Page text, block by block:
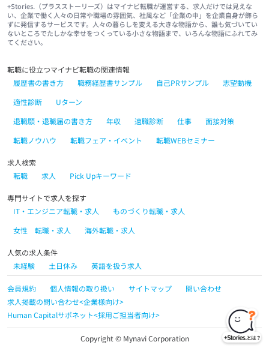
+Stories.（プラスストーリーズ）はマイナビ転職が運営する、求人だけでは見えな
い、企業で働く人々の日常や職場の雰囲気、社風など「企業の中」を企業自身が飾ら
ずに発信するサービスです。人々の暮らしを変える大きな物語から、誰も気づいてい
ないところでたしかな幸せをつくっている小さな物語まで、いろんな物語にふれてみ
てください。
転職に役立つマイナビ転職の関連情報
履歴書の書き方
職務経歴書サンプル 自己PRサンプル
志望動機
適性診断
Uターン
退職願・退職届の書き方
年収 適職診断 仕事
面接対策
転職ノウハウ
転職フェア・イベント 転職WEBセミナー
求人検索
転職
求人 Pick Upキーワード
専門サイトで求人を探す
IT・エンジニア転職・求人
ものづくり転職・求人
女性 転職・求人
海外転職・求人
人気の求人条件
未経験
土日休み 英語を扱う求人
会員規約 個人情報の取り扱い サイトマップ
問い合わせ
求人掲載の問い合わせ<企業様向け>
Human Capitalサポネット<採用ご担当者向け>
Copyright © Mynavi Corporation